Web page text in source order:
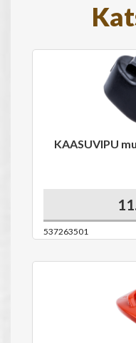
KAASUVIPU
537263501